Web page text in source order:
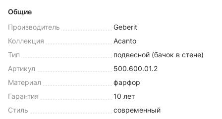
Общие
Производитель
Geberit
Коллекция
Acanto
Тип
подвесной (бачок в стене)
Артикул
500.600.01.2
Материал
фарфор
Гарантия
10 лет
Стиль
современный